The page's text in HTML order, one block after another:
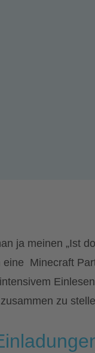
ja meinen „Ist
eine Minecraft
zu